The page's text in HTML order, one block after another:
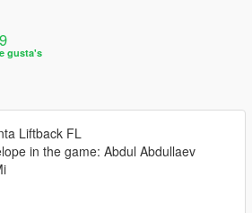
gusta's
Liftback FL
in the game: Abdul Abdullaev